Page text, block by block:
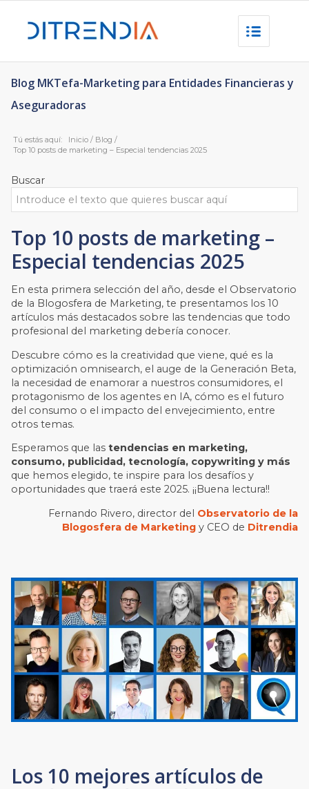
Blog MKTefa-Marketing para Entidades Financieras y
Aseguradoras
Tú estás aquí: Inicio / Blog /
Top 10 posts de marketing – Especial tendencias 2025
Buscar
Top 10 posts de marketing –
Especial tendencias 2025
En esta primera selección del año, desde el Observatorio
de la Blogosfera de Marketing, te presentamos los 10
artículos más destacados sobre las tendencias que todo
profesional del marketing debería conocer.
Descubre cómo es la creatividad que viene, qué es la
optimización omnisearch, el auge de la Generación Beta,
la necesidad de enamorar a nuestros consumidores, el
protagonismo de los agentes en IA, cómo es el futuro
del consumo o el impacto del envejecimiento, entre
otros temas.
Esperamos que lastendencias en marketing,
consumo, publicidad, tecnología, copywriting y más
que hemos elegido, te inspire para los desafíos y
oportunidades que traerá este 2025. ¡¡Buena lectura!!
Fernando Rivero, director del Observatorio de la
Blogosfera de Marketingy CEO de Ditrendia
Los 10 mejores artículos de